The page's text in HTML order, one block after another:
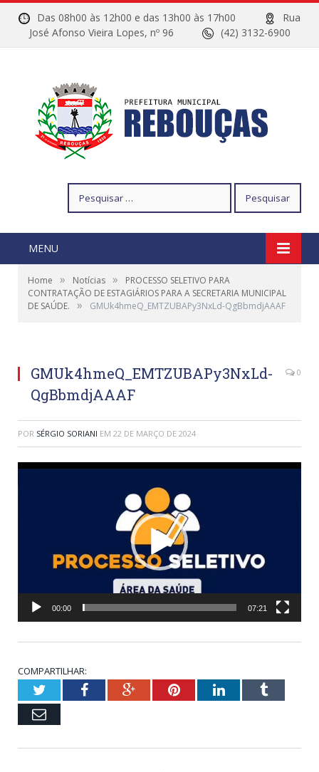
Das 08h00 às 12h00 e das 13h00 às 17h00
Rua
José Afonso Vieira Lopes, nº 96
(42) 3132-6900
por:
MENU
Home » Notícias »
PROCESSO SELETIVO PARA
CONTRATAÇÃO DE ESTAGIÁRIOS PARA A SECRETARIA MUNICIPAL
DE SAÚDE.
» GMUk4hmeQ_EMTZUBAPy3NxLd-QgBbmdjAAAF
GMUk4hmeQ_EMTZUBAPy3NxLd-
QgBbmdjAAAF
0
POR SÉRGIO SORIANI EM 22 DE MARÇO DE 2024
Tocador
de
00:00 07:21
COMPARTILHAR:
TwitterFacebookGoogle+PinterestLinkedInTumblr
Email